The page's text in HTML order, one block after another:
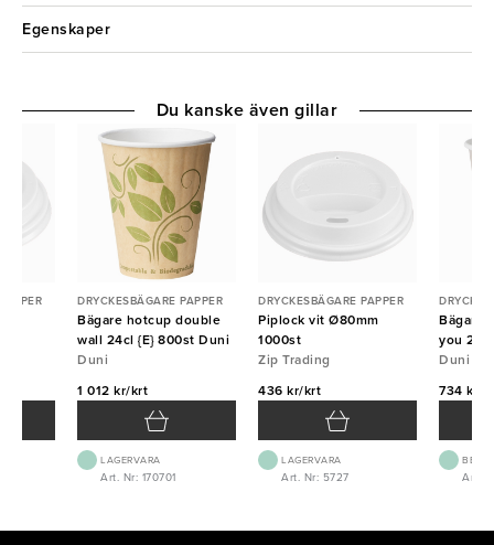
Egenskaper
DRYCKESBÄGARE PAPPER
Bägare hotcup double
wall 24cl {E} 800st Duni
Duni
1 012 kr/krt
LAGERVARA
Art. Nr: 170701
DRYCKESBÄGARE PAPPER
Piplock vit Ø80mm
1000st
Zip Trading
436 kr/krt
LAGERVARA
Art. Nr: 5727
Bägare
you
Duni
734 kr/
Art.
Du kanske även gillar